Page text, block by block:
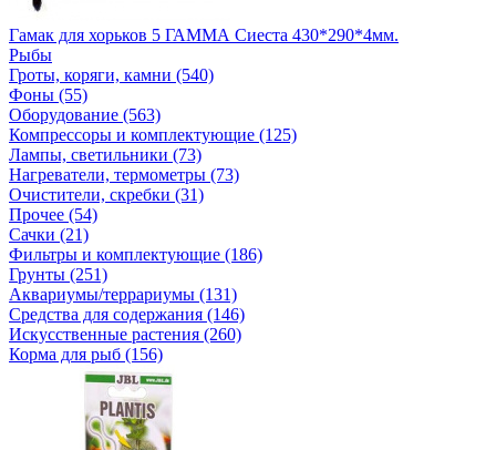
Гамак для хорьков 5 ГАММА Сиеста 430*290*4мм.
Рыбы
Гроты, коряги, камни (540)
Фоны (55)
Оборудование (563)
Компрессоры и комплектующие (125)
Лампы, светильники (73)
Нагреватели, термометры (73)
Очистители, скребки (31)
Прочее (54)
Сачки (21)
Фильтры и комплектующие (186)
Грунты (251)
Аквариумы/террариумы (131)
Средства для содержания (146)
Искусственные растения (260)
Корма для рыб (156)